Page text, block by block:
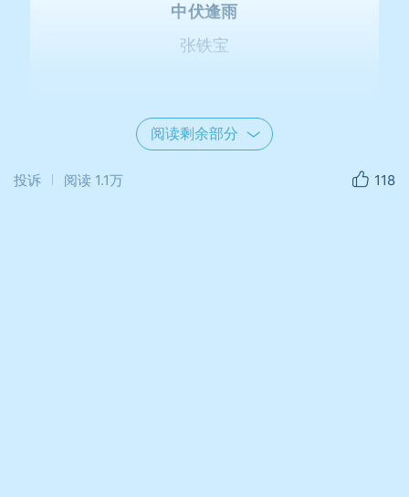
中伏逢雨
张铁宝
脚下水花频起舞，苇塘蛙鼓比蝉嚷。
阅读剩余部分
投诉 阅读 1.1万 118